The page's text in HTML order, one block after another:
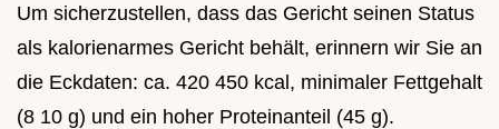
Um sicherzustellen, dass das Gericht seinen Status
als kalorienarmes Gericht behält, erinnern wir Sie an
die Eckdaten: ca. 420 450 kcal, minimaler Fettgehalt
(8 10 g) und ein hoher Proteinanteil (45 g).